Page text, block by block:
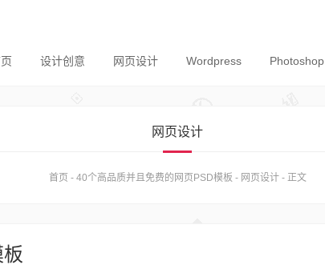
设计创意 网页设计 Wordpress Photoshop
网页设计
首页 - 40个高品质并且免费的网页PSD模板 - 网页设计- 正文